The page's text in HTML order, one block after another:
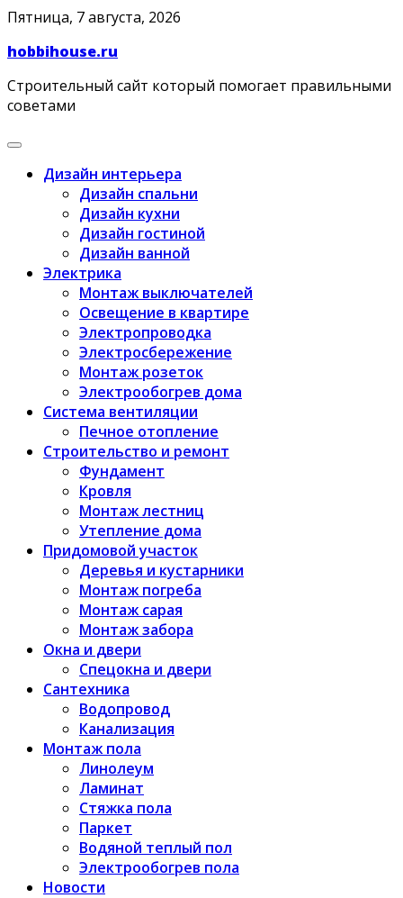
Skip
content
Пятница, 7 августа, 2026
hobbihouse.ru
Строительный сайт который помогает правильными
советами
Дизайн интерьера
Дизайн спальни
Дизайн кухни
Дизайн гостиной
Дизайн ванной
Электрика
Монтаж выключателей
Освещение в квартире
Электропроводка
Электросбережение
Монтаж розеток
Электрообогрев дома
Система вентиляции
Печное отопление
Строительство и ремонт
Фундамент
Кровля
Монтаж лестниц
Утепление дома
Придомовой участок
Деревья и кустарники
Монтаж погреба
Монтаж сарая
Монтаж забора
Окна и двери
Спецокна и двери
Сантехника
Водопровод
Канализация
Монтаж пола
Линолеум
Ламинат
Стяжка пола
Паркет
Водяной теплый пол
Электрообогрев пола
Новости